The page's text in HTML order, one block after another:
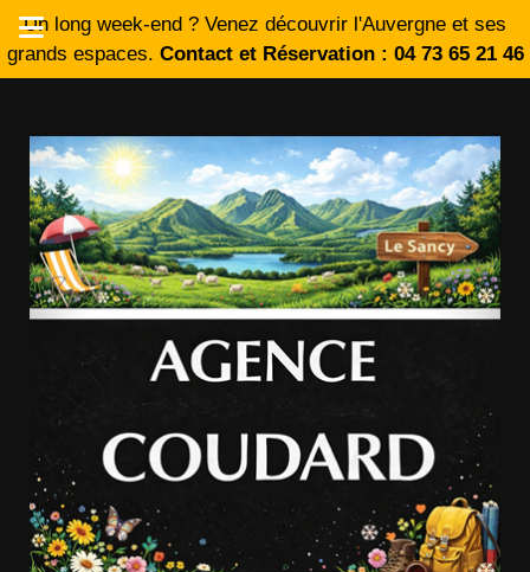
Un long week-end ? Venez découvrir l'Auvergne et ses
grands espaces. Contact et Réservation : 04 73 65 21 46